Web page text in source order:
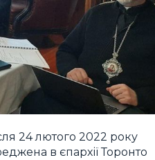
24 лютого 2022 року
в єпархії Торонто